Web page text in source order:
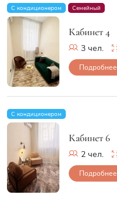
С кондиционером Семейный
Кабинет 4
3 чел.
Подробнее
С кондиционером
Кабинет 6
2 чел.
Подробнее